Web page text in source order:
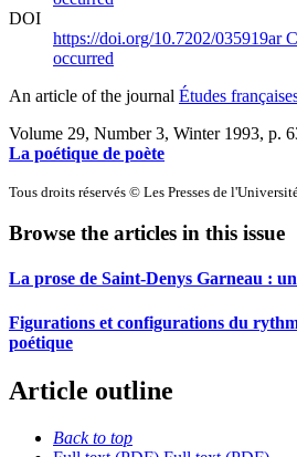
DOI
https://doi.org/10.7202/035919ar
occurred
An article of the journal Études
Volume 29, Number 3, Winter 1993, p.
La poétique de poète
Tous droits réservés © Les Presses de
Browse the articles in this issue
La prose de Saint-Denys Garneau :
Figurations et configurations du
poétique
Article outline
Back to top